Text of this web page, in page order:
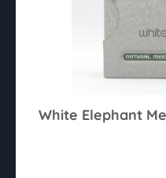
White Elephant